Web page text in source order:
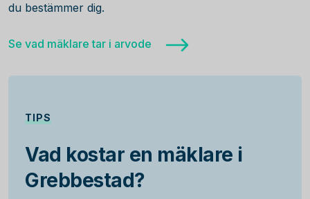
du bestämmer dig.
Se vad mäklare tar i arvode
TIPS
Vad kostar en mäklare i
Grebbestad?